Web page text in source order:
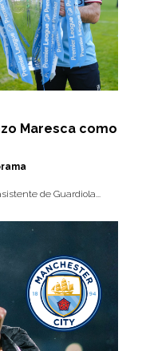
Maresca como
de Guardiola...